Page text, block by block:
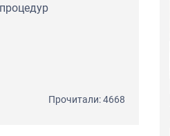
Прочитали: 4668